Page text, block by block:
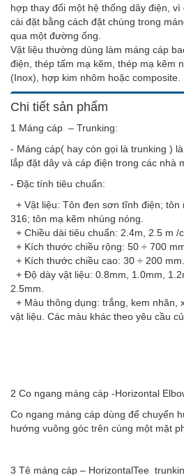
hợp thay đổi một hệ thống dây điện,
cài đặt bằng cách đặt chúng trong
qua một đường ống.
Vật liệu thường dùng làm máng cáp
điện, thép tấm mạ kẽm, thép mạ kẽm
(Inox), hợp kim nhôm hoặc composite.
Chi tiết sản phẩm
1 Máng cáp – Trunking:
- Máng cáp( hay còn gọi là trunking )
lắp đặt dây và cáp điện trong các nhà
- Đặc tính tiêu chuẩn:
+ Vật liệu: Tôn đen sơn tĩnh điện; tôn
316; tôn mạ kẽm nhúng nóng.
+ Chiều dài tiêu chuẩn: 2.4m, 2.5 m /
+ Kích thước chiều rộng: 50 ÷ 700
+ Kích thước chiều cao: 30 ÷ 200 mm.
+ Độ dày vật liệu: 0.8mm, 1.0mm,
2.5mm.
+ Màu thông dụng: trắng, kem nhăn,
vật liệu. Các màu khác theo yêu cầu
2 Co ngang máng cáp -Horizontal
Co ngang máng cáp dùng để chuyển
hướng vuông góc trên cùng một mặt
3 Tê máng cáp – HorizontalTee